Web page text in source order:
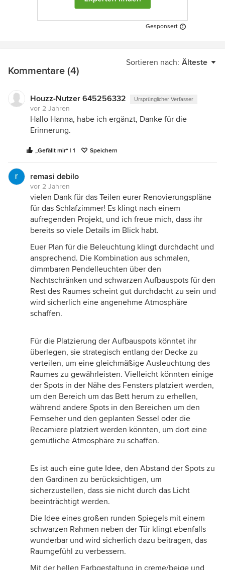
Gesponsert
Sortieren nach: Älteste
Kommentare (4)
Houzz-Nutzer 645256332 Ursprünglicher Verfasser
vor 2 Jahren
Hallo Hanna, habe ich ergänzt, Danke für die
Erinnerung.
„Gefällt mir“ | 1 Speichern
remasi debilo
vor 2 Jahren
vielen Dank für das Teilen eurer Renovierungspläne
für das Schlafzimmer! Es klingt nach einem
aufregenden Projekt, und ich freue mich, dass ihr
bereits so viele Details im Blick habt.
Euer Plan für die Beleuchtung klingt durchdacht und
ansprechend. Die Kombination aus schmalen,
dimmbaren Pendelleuchten über den
Nachtschränken und schwarzen Aufbauspots für den
Rest des Raumes scheint gut durchdacht zu sein und
wird sicherlich eine angenehme Atmosphäre
schaffen.
Für die Platzierung der Aufbauspots könntet ihr
überlegen, sie strategisch entlang der Decke zu
verteilen, um eine gleichmäßige Ausleuchtung des
Raumes zu gewährleisten. Vielleicht könnten einige
der Spots in der Nähe des Fensters platziert werden,
um den Bereich um das Bett herum zu erhellen,
während andere Spots in den Bereichen um den
Fernseher und den geplanten Sessel oder die
Recamiere platziert werden könnten, um dort eine
gemütliche Atmosphäre zu schaffen.
Es ist auch eine gute Idee, den Abstand der Spots zu
den Gardinen zu berücksichtigen, um
sicherzustellen, dass sie nicht durch das Licht
beeinträchtigt werden.
Die Idee eines großen runden Spiegels mit einem
schwarzen Rahmen neben der Tür klingt ebenfalls
wunderbar und wird sicherlich dazu beitragen, das
Raumgefühl zu verbessern.